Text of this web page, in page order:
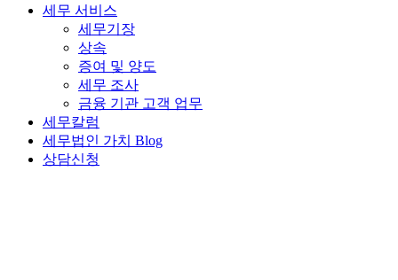
세무 서비스
세무기장
상속
증여 및 양도
세무 조사
금융 기관 고객 업무
세무칼럼
세무법인 가치 Blog
상담신청